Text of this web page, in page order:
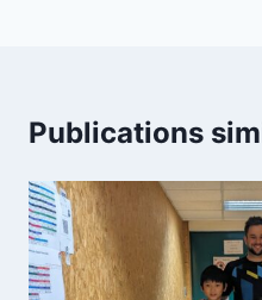
Publications